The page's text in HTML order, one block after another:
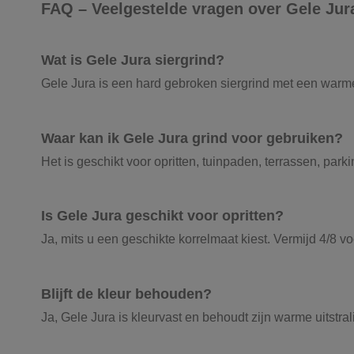
FAQ – Veelgestelde vragen over Gele
Wat is Gele Jura siergrind?
Gele Jura is een hard gebroken siergrind met een
Waar kan ik Gele Jura grind voor gebruiken?
Het is geschikt voor opritten, tuinpaden, terrassen,
Is Gele Jura geschikt voor opritten?
Ja, mits u een geschikte korrelmaat kiest. Vermijd 4/8
Blijft de kleur behouden?
Ja, Gele Jura is kleurvast en behoudt zijn warme